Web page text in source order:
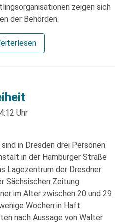
zeigen sich
der Behörden.
Uhr
in Dresden drei Personen
in der Hamburger Straße
Lagezentrum der Dresdner
Sächsischen Zeitung
im Alter zwischen 20 und 29
Wochen in Haft
nach Aussage von Walter